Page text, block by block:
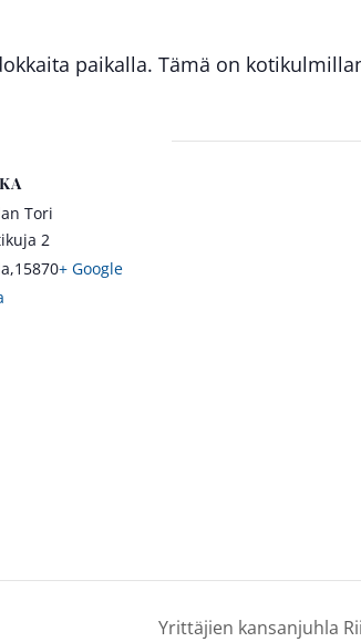
paikalla. Tämä on
Tori
2
,15870+ Google
Yrittäjien kansanjuhla